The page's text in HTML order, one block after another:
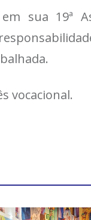
sua 19ª
vocacional.